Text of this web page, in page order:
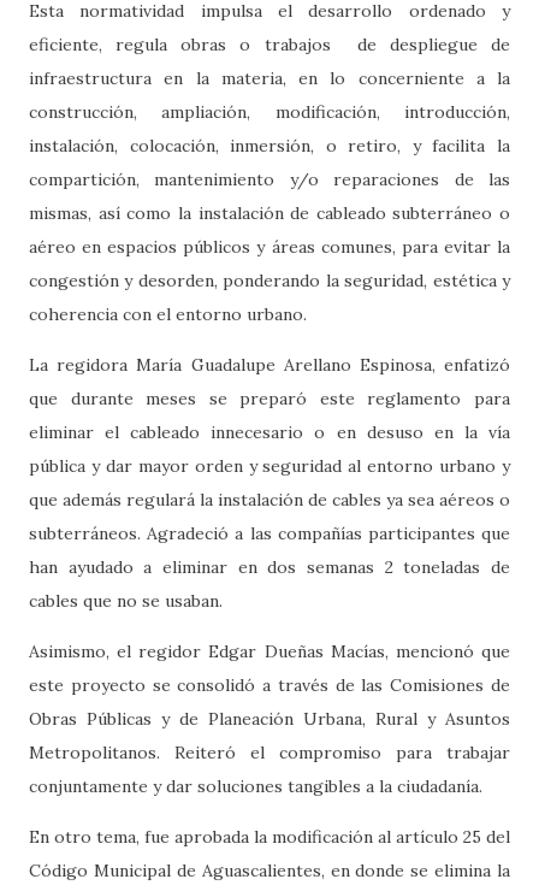
Esta normatividad impulsa el desarrollo ordenado y
eficiente, regula obras o trabajos de despliegue de
infraestructura en la materia, en lo concerniente a la
construcción, ampliación, modificación, introducción,
instalación, colocación, inmersión, o retiro, y facilita la
compartición, mantenimiento y/o reparaciones de las
mismas, así como la instalación de cableado subterráneo o
aéreo en espacios públicos y áreas comunes, para evitar la
congestión y desorden, ponderando la seguridad, estética y
coherencia con el entorno urbano.
La regidora María Guadalupe Arellano Espinosa, enfatizó
que durante meses se preparó este reglamento para
eliminar el cableado innecesario o en desuso en la vía
pública y dar mayor orden y seguridad al entorno urbano y
que además regulará la instalación de cables ya sea aéreos o
subterráneos. Agradeció a las compañías participantes que
han ayudado a eliminar en dos semanas 2 toneladas de
cables que no se usaban.
Asimismo, el regidor Edgar Dueñas Macías, mencionó que
este proyecto se consolidó a través de las Comisiones de
Obras Públicas y de Planeación Urbana, Rural y Asuntos
Metropolitanos. Reiteró el compromiso para trabajar
conjuntamente y dar soluciones tangibles a la ciudadanía.
En otro tema, fue aprobada la modificación al artículo 25 del
Código Municipal de Aguascalientes, en donde se elimina la